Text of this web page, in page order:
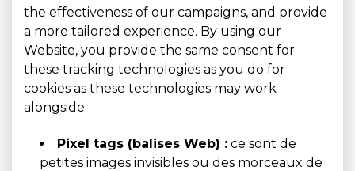
the effectiveness of our campaigns, and provide
a more tailored experience. By using our
Website, you provide the same consent for
these tracking technologies as you do for
cookies as these technologies may work
alongside.
Pixel tags (balises Web) : ce sont de
petites images invisibles ou des morceaux de